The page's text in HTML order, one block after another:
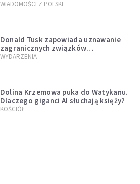
WIADOMOŚCI Z POLSKI
Donald Tusk zapowiada uznawanie
zagranicznych związków
jednopłciowych. "Państwo oblało ten
WYDARZENIA
Dolina Krzemowa puka do Watykanu.
Dlaczego giganci AI słuchają księży?
KOŚCIÓŁ